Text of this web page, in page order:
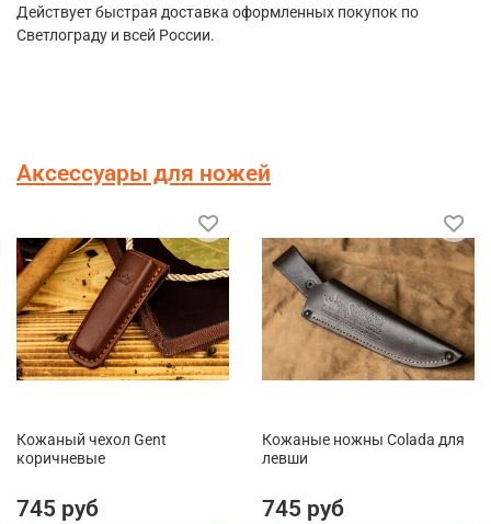
Действует быстрая доставка оформленных покупок по
Светлограду и всей России.
Аксессуары для ножей
Кожаный чехол Gent
коричневые
745 руб
Кожаные ножны Colada для
левши
745 руб